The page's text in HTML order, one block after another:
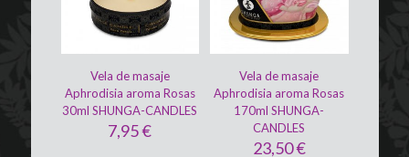
Vela de masaje
Aphrodisia aroma Rosas
30ml SHUNGA-CANDLES
7,95€
Vela de masaje
Aphrodisia aroma Rosas
170ml SHUNGA-
CANDLES
23,50€